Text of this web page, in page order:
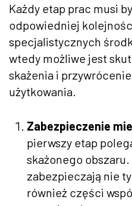
Każdy etap prac musi
odpowiedniej
specjalistycznych
wtedy możliwe jest
skażenia i
użytkowania.
Zabezpieczenie
pierwszy etap
skażonego
zabezpieczają nie
również części